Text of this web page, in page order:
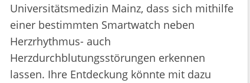
Universitätsmedizin Mainz, dass sich mithilfe
einer bestimmten Smartwatch neben
Herzrhythmus- auch
Herzdurchblutungsstörungen erkennen
lassen. Ihre Entdeckung könnte mit dazu